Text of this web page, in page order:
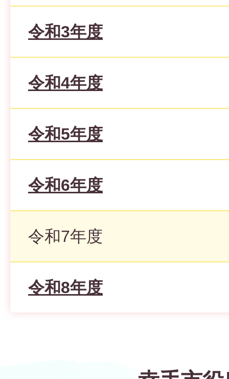
令和3年度
令和4年度
令和5年度
令和6年度
令和7年度
令和8年度